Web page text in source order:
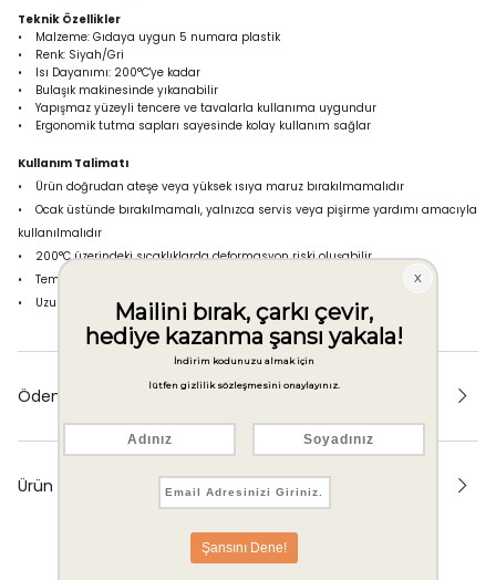
Teknik Özellikler
• Malzeme: Gıdaya uygun 5 numara plastik
• Renk: Siyah/Gri
• Isı Dayanımı: 200°C'ye kadar
• Bulaşık makinesinde yıkanabilir
• Yapışmaz yüzeyli tencere ve tavalarla kullanıma uygundur
• Ergonomik tutma sapları sayesinde kolay kullanım sağlar
Kullanım Talimatı
• Ürün doğrudan ateşe veya yüksek ısıya maruz bırakılmamalıdır
• Ocak üstünde bırakılmamalı, yalnızca servis veya pişirme yardımı amacıyla
kullanılmalıdır
• 200°C üzerindeki sıcaklıklarda deformasyon riski oluşabilir
• Temizlik için sert tel veya aşındırıcı deterjanlar kullanılmamalıdır
• Uzun ömürlü kullanım için elde yıkama önerilir
Ödeme Seçenekleri
Ürün Önerileri